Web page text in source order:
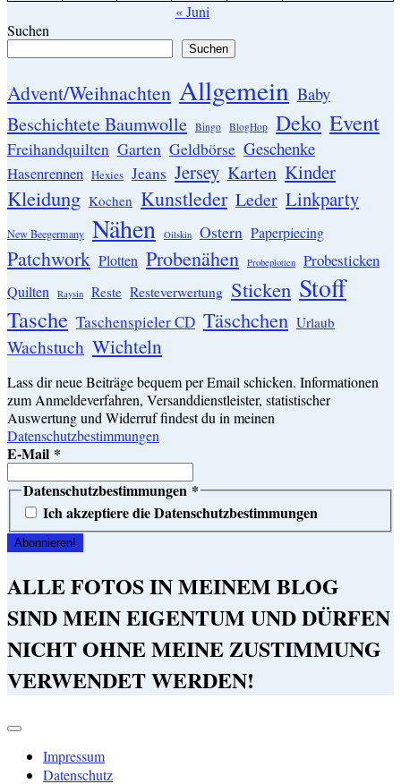
« Juni
Suchen
Suchen
Advent/Weihnachten Allgemein Baby
Beschichtete Baumwolle Bingo BlogHop Deko Event
Freihandquilten Garten Geldbörse Geschenke
Hasenrennen Hexies Jeans Jersey Karten Kinder
Kleidung Kochen Kunstleder Leder Linkparty
New Beegermany Nähen Oilskin Ostern Paperpiecing
Patchwork Plotten Probenähen Probeplotten Probesticken
Quilten Raysin Reste Resteverwertung Sticken Stoff
Tasche Taschenspieler CD Täschchen Urlaub
Wachstuch Wichteln
Lass dir neue Beiträge bequem per Email schicken. Informationen
zum Anmeldeverfahren, Versanddienstleister, statistischer
Auswertung und Widerruf findest du in meinen
Datenschutzbestimmungen
E-Mail *
Datenschutzbestimmungen *
Ich akzeptiere die Datenschutzbestimmungen
ALLE FOTOS IN MEINEM BLOG
SIND MEIN EIGENTUM UND DÜRFEN
NICHT OHNE MEINE ZUSTIMMUNG
VERWENDET WERDEN!
Impressum
Datenschutz